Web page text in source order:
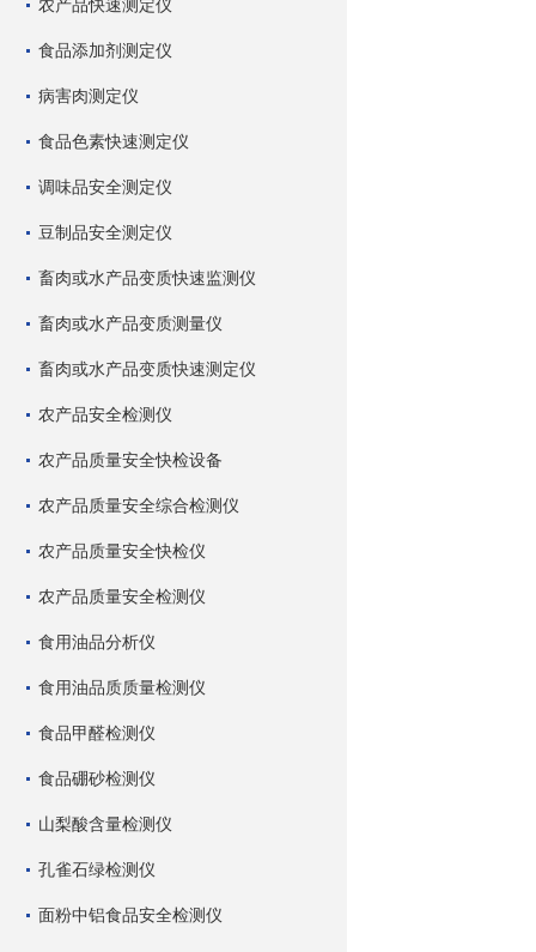
农产品快速测定仪
食品添加剂测定仪
病害肉测定仪
食品色素快速测定仪
调味品安全测定仪
豆制品安全测定仪
畜肉或水产品变质快速监测仪
畜肉或水产品变质测量仪
畜肉或水产品变质快速测定仪
农产品安全检测仪
农产品质量安全快检设备
农产品质量安全综合检测仪
农产品质量安全快检仪
农产品质量安全检测仪
食用油品分析仪
食用油品质质量检测仪
食品甲醛检测仪
食品硼砂检测仪
山梨酸含量检测仪
孔雀石绿检测仪
面粉中铝食品安全检测仪